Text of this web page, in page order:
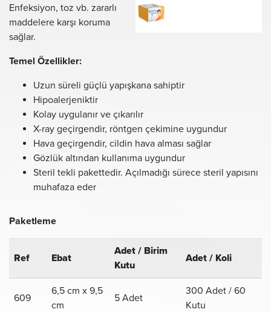
Enfeksiyon, toz vb. zararlı
maddelere karşı koruma
sağlar.
Temel Özellikler:
Uzun süreli güçlü yapışkana sahiptir
Hipoalerjeniktir
Kolay uygulanır ve çıkarılır
X-ray geçirgendir, röntgen çekimine uygundur
Hava geçirgendir, cildin hava alması sağlar
Gözlük altından kullanıma uygundur
Steril tekli pakettedir. Açılmadığı sürece steril yapısını
muhafaza eder
Paketleme
Ref Ebat
Adet / Birim
Kutu
Adet / Koli
609
6,5 cm x 9,5
cm
5 Adet
300 Adet / 60
Kutu